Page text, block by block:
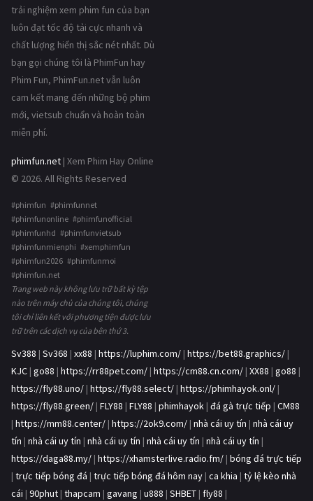
trải nghiệm xem phim fun của bạn
luôn đạt tốc độ tải cực nhanh và
chất lượng hiển thị sắc nét nhất. Dù
bạn gọi chúng tôi là PhimFun hay
Phim Fun, PhimFun.net vẫn luôn
cam kết mang đến những bộ phim
mới, vietsub chuẩn và hoàn toàn
miễn phí.
phimfun.net | Xem Phim Hay Online
© 2026. All Rights Reserved
#phimfun #phimfunnet
#phimfunonline #phimfunofficial
#phimfunhd #phimfunvietsub
#phimfunmienphi #xemphimfun
#phimfun2026 #phimfunmoi
#phimfun.net
Trang web này không lưu trữ bất kỳ tệp
nào trên máy chủ của chúng tôi, chúng
tôi chỉ liên kết với phương tiện được lưu
trữ trên các dịch vụ của bên thứ 3.
Sv388 | Sv368 | xx88 | https://luphim.com/ | https://bet88.graphics/ |
KJC | go88 | https://rr88pet.com/ | https://cm88.cn.com/ | XX88 | go88 |
https://fly88.uno/ | https://fly88.select/ | https://phimhayok.onl/ |
https://fly88.green/ | FLY88 | FLY88 | phimhayok | đá gà trực tiếp | CM88
| https://mm88.center/ | https://2ok9.com/ | nhà cái uy tín | nhà cái uy
tín | nhà cái uy tín | nhà cái uy tín | nhà cái uy tín | nhà cái uy tín |
https://daga88.my/ | https://xhamsterlive.radio.fm/ | bóng đá trực tiếp
| trực tiếp bóng đá | trực tiếp bóng đá hôm nay | ca khia | tỷ lệ kèo nhà
cái | 90phut | thapcam | gavang | u888 | SHBET | fly88 |